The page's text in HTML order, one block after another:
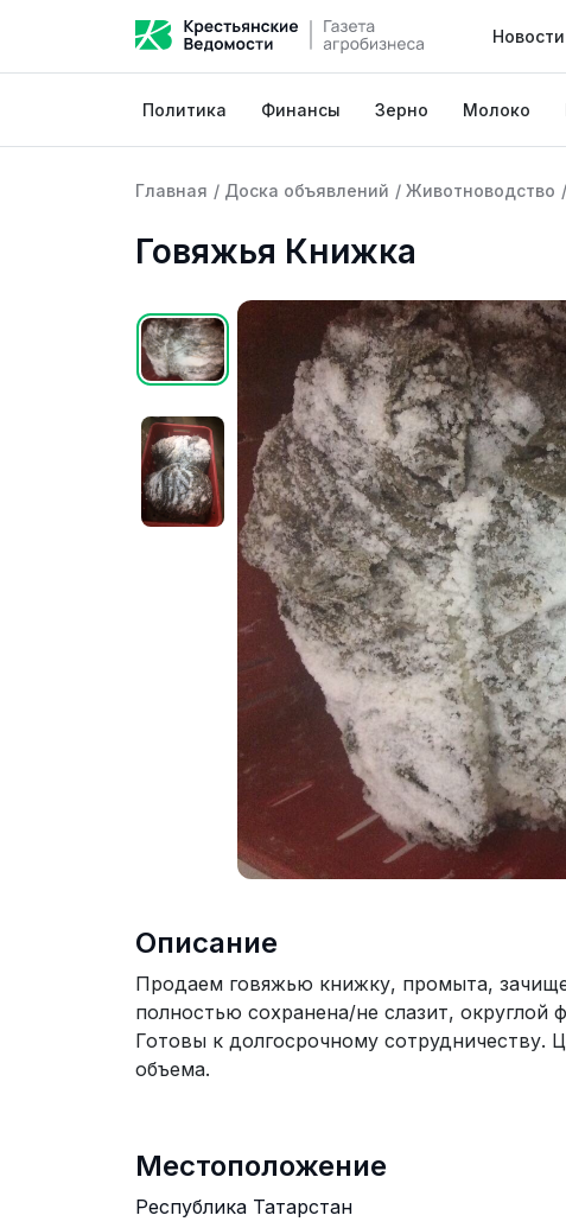
Новости
Политика Финансы Зерно Молоко
Главная / Доска объявлений / Животноводство /
Говяжья Книжка
Описание
Продаем говяжью книжку, промыта,
полностью сохранена/не слазит, округлой
Готовы к долгосрочному сотрудничеству.
объема.
Местоположение
Республика Татарстан